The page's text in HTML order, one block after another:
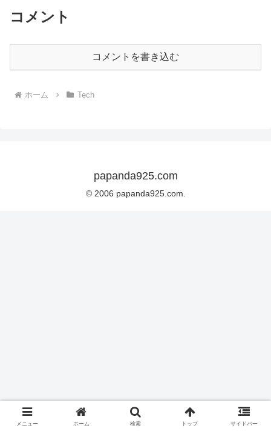
コメント
コメントを書き込む
ホーム Tech
papanda925.com
© 2006 papanda925.com.
メニュー ホーム 検索 トップ サイドバー